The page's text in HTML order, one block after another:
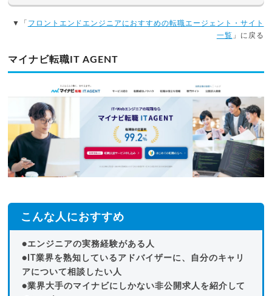
▼「 フロントエンドエンジニアにおすすめの転職エージェント・サイト
一覧 」に戻る
マイナビ転職IT AGENT
こんな人におすすめ
●エンジニアの実務経験がある人
●IT業界を熟知しているアドバイザーに、自分のキャリ
アについて相談したい人
●業界大手のマイナビにしかない非公開求人を紹介して